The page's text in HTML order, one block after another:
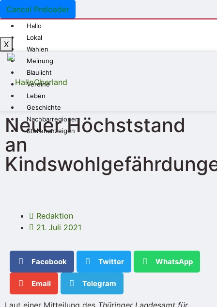
Cancel Preloader
Hallo
Lokal
Wahlen
Meinung
Blaulicht
Vereine
Leben
Geschichte
Nachbarregionen
Stellenanzeigen
X
Neuer Höchststand
an
Redaktion
21. Juli 2021
Facebook Twitter WhatsApp
Email Telegram
Laut einer Mitteilung des Thüringer Landesamt für